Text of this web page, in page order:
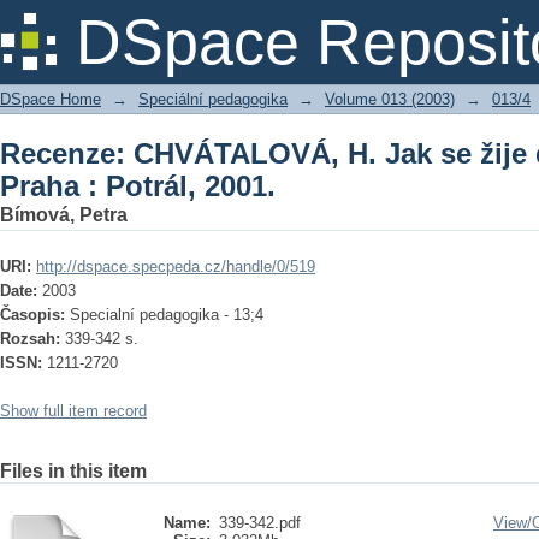
DSpace
Recenze: CHVÁTALOVÁ, H. Jak se
DSpace Home → Speciální pedagogika → Volume 013 (2003) → 013/4
Recenze: CHVÁTALOVÁ, H. Jak se
Praha : Potrál, 2001.
Bímová, Petra
URI: http://dspace.specpeda.cz/handle/0/519
Date: 2003
Časopis: Specialní pedagogika - 13;4
Rozsah: 339-342 s.
ISSN: 1211-2720
Show full item record
Files in this item
Name: 339-342.pdf
View/